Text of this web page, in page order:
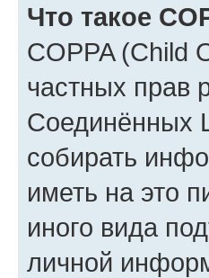
Что такое
COPPA (Child
частных прав
Соединённых
собирать
иметь на это
иного вида
личной